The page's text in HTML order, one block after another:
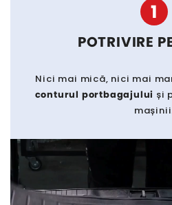
1
POTRIVIRE
Nici mai mică, nici mai
conturul portbagajului și